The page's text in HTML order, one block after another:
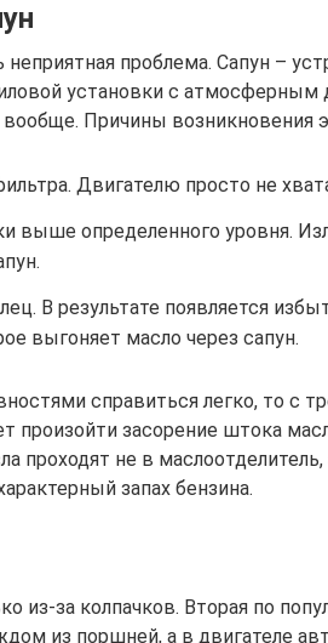
неприятная проблема. Сапун –
установки с атмосферным
Причины возникновения
Двигателю просто не
выше определенного уровня.
В результате появляется
выгоняет масло через сапун.
справиться легко, то с
произойти засорение штока
проходят не в
запах бензина.
из-за колпачков. Вторая по
из поршней, а в двигателе